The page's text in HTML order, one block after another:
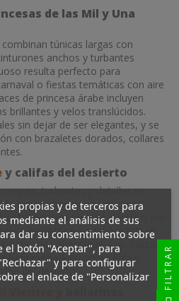
de las Mil y Una
túnicas largas con
anchos y turbantes
resulta perfecto para
o fiestas temáticas con aire
de princesa árabe incluyen
brillantes y velos translúcidos.
sin dejar de ser elegantes, y se
con brazaletes dorados, collares
y califas del desierto
negras, turbantes y detalles en
jeque ofrecen una imagen
optar por una versión clásica o por
perfecta para fiestas con un
gafas de sol oscuras o un bastón
tu personaje en un auténtico
del desierto.
Vientre
propias y de terceros para
mediante el análisis de sus
dar su consentimiento sobre
el botón "Aceptar", para
y para configurar
el enlace de "Personalizar
FILTRAR